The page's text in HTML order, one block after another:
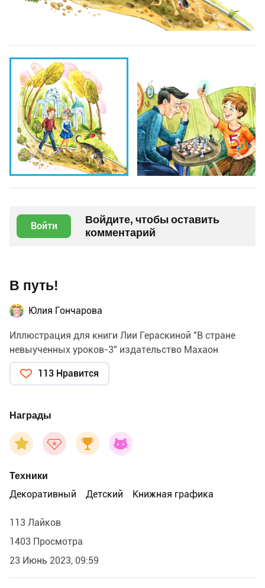
Войти
Войдите, чтобы оставить
комментарий
В путь!
Юлия Гончарова
Иллюстрация для книги Лии Гераскиной "В стране
невыученных уроков-3" издательство Махаон
113 Нравится
Награды
Техники
Декоративный
Детский Книжная графика
113 Лайков
1403 Просмотра
23 Июнь 2023, 09:59